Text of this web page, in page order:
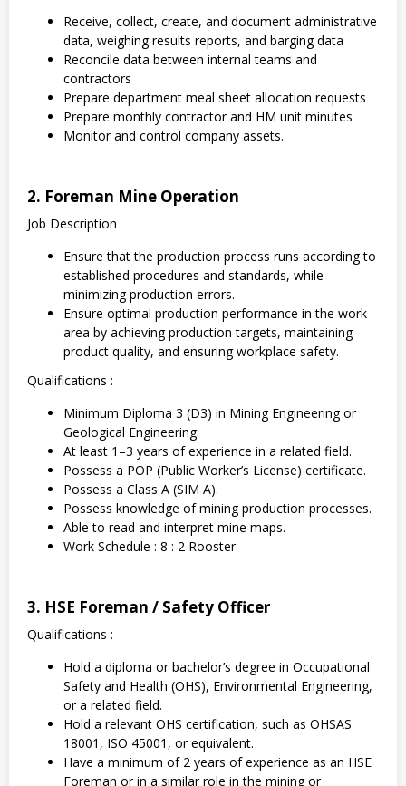
Receive, collect, create, and document administrative
data, weighing results reports, and barging data
Reconcile data between internal teams and
contractors
Prepare department meal sheet allocation requests
Prepare monthly contractor and HM unit minutes
Monitor and control company assets.
2. Foreman Mine Operation
Job Description
Ensure that the production process runs according to
established procedures and standards, while
minimizing production errors.
Ensure optimal production performance in the work
area by achieving production targets, maintaining
product quality, and ensuring workplace safety.
Qualifications :
Minimum Diploma 3 (D3) in Mining Engineering or
Geological Engineering.
At least 1–3 years of experience in a related field.
Possess a POP (Public Worker’s License) certificate.
Possess a Class A (SIM A).
Possess knowledge of mining production processes.
Able to read and interpret mine maps.
Work Schedule : 8 : 2 Rooster
3. HSE Foreman / Safety Officer
Qualifications :
Hold a diploma or bachelor’s degree in Occupational
Safety and Health (OHS), Environmental Engineering,
or a related field.
Hold a relevant OHS certification, such as OHSAS
18001, ISO 45001, or equivalent.
Have a minimum of 2 years of experience as an HSE
Foreman or in a similar role in the mining or